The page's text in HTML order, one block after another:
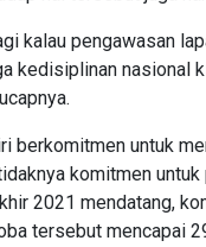
kalau pengawasan
kedisiplinan nasional
berkomitmen untuk
komitmen
2021 mendatang,
tersebut mencapai